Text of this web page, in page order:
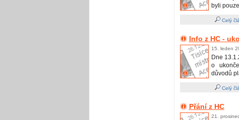
byli
Celý
Info z HC -
15. leden
Dne
o
důvodů
Celý
Přání z HC
21.